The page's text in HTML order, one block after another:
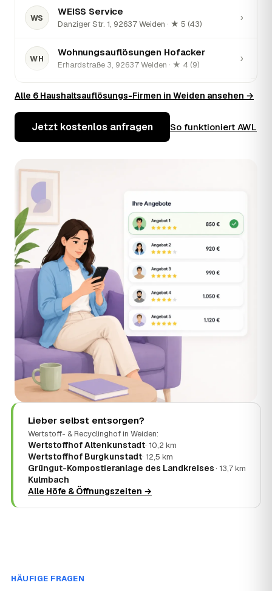
WS
WEISS Service
Danziger Str. 1, 92637 Weiden · ★ 5 (43)
›
WH
Wohnungsauflösungen Hofacker
Erhardstraße 3, 92637 Weiden · ★ 4 (9)
›
WO
World ›
Alle 6 Haushaltsauflösungs-Firmen in Weiden ansehen →
Jetzt kostenlos anfragen So funktioniert AWL
Lieber selbst entsorgen?
Wertstoff- & Recyclinghof in Weiden:
Wertstoffhof Altenkunstadt· 10,2 km
Wertstoffhof Burgkunstadt· 12,5 km
Grüngut-Kompostieranlage des Landkreises
Kulmbach
· 13,7 km
Alle Höfe & Öffnungszeiten →
HÄUFIGE FRAGEN